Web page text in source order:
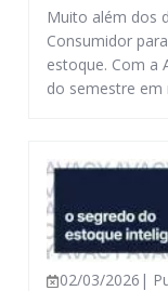
Muito além dos
Consumidor
estoque. Com a
do semestre em
02/03/2026|